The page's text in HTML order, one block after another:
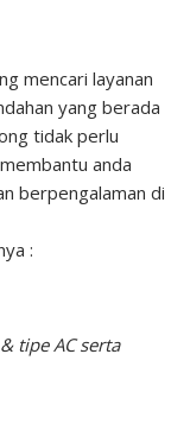
mencari layanan
yang berada
tidak perlu
anda
berpengalaman di
:
tipe AC serta